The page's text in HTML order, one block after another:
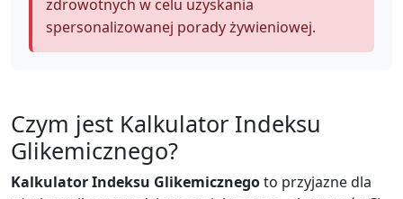
zdrowotnych w celu uzyskania
spersonalizowanej porady żywieniowej.
Czym jest Kalkulator Indeksu
Glikemicznego?
Kalkulator Indeksu Glikemicznegoto przyjazne dla